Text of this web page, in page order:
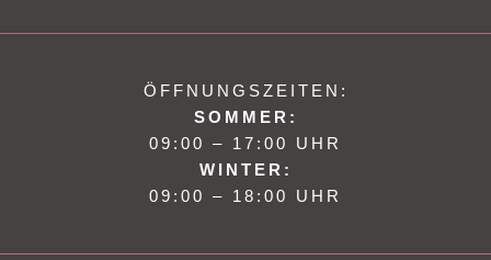
ÖFFNUNGSZEITEN:
SOMMER:
09:00 – 17:00 UHR
WINTER:
09:00 – 18:00 UHR